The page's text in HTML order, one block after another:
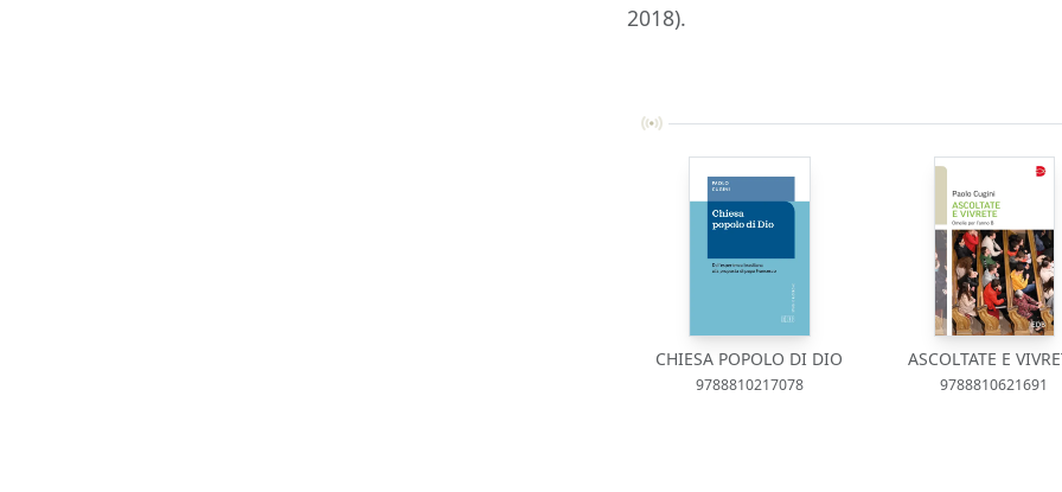
2018).
CHIESA POPOLO DI DIO
9788810217078
ASCOLTATE E
9788810621691